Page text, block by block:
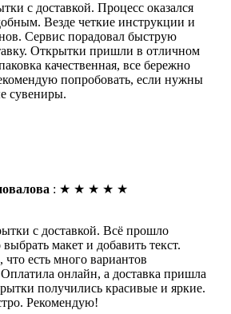
с доставкой. Процесс оказался
Везде четкие инструкции и
Сервис порадовал быструю
Открытки пришли в отличном
качественная, все бережно
попробовать, если нужны
сувениры.
: ★ ★ ★ ★ ★
с доставкой. Всё прошло
выбрать макет и добавить текст.
есть много вариантов
онлайн, а доставка пришла
получились красивые и яркие.
Рекомендую!